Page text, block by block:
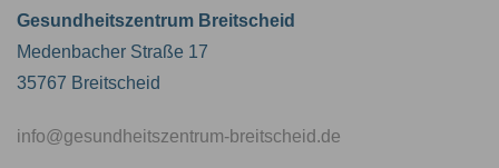
Gesundheitszentrum Breitscheid
Medenbacher Straße 17
35767 Breitscheid
info@gesundheitszentrum-breitscheid.de